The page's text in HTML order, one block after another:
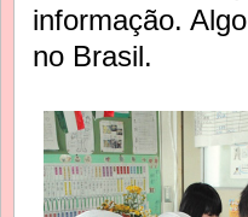
informação.
no Brasil.